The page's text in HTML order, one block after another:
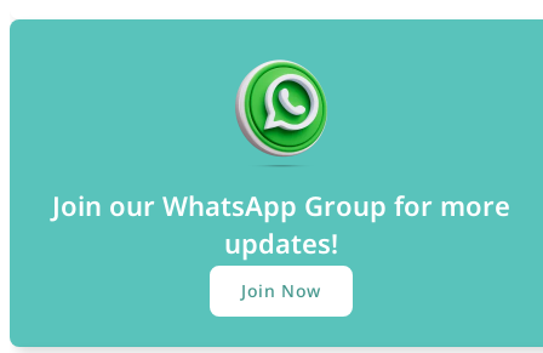
Join our WhatsApp Group for more
updates!
Join Now